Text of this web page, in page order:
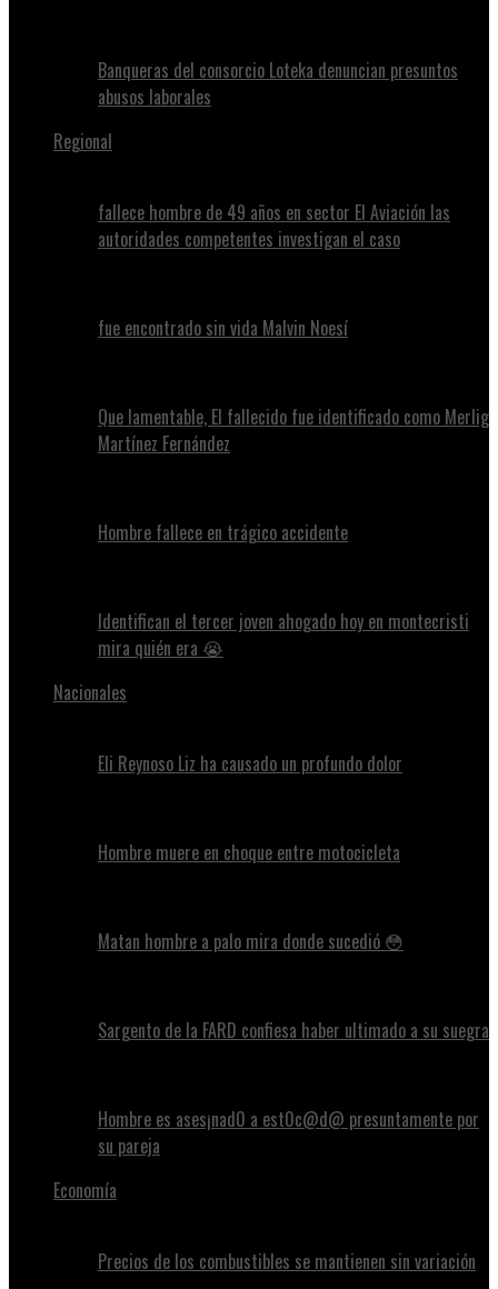
Banqueras del consorcio Loteka denuncian presuntos
abusos laborales
Regional
fallece hombre de 49 años en sector El Aviación las
autoridades competentes investigan el caso
fue encontrado sin vida Malvin Noesí
Que lamentable, El fallecido fue identificado como Merlig
Martínez Fernández
Hombre fallece en trágico accidente
Identifican el tercer joven ahogado hoy en montecristi
mira quién era 😭
Nacionales
Eli Reynoso Liz ha causado un profundo dolor
Hombre muere en choque entre motocicleta
Matan hombre a palo mira donde sucedió 😳
Sargento de la FARD confiesa haber ultimado a su suegra
Hombre es ases¡nad0 a est0c@d@ presuntamente por
su pareja
Economía
Precios de los combustibles se mantienen sin variación